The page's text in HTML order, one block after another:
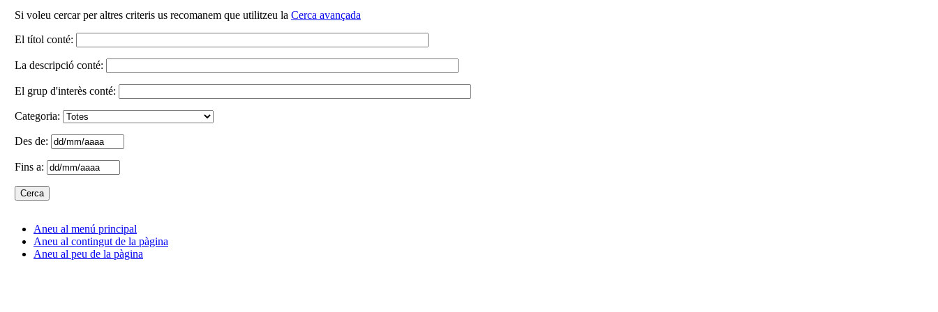
Si voleu cercar per altres criteris us recomanem que utilitzeu la Cerca avançada
El títol conté:
La descripció conté:
El grup d'interès conté:
Categoria:
Des de:
Fins a:
Aneu al menú principal
Aneu al contingut de la pàgina
Aneu al peu de la pàgina